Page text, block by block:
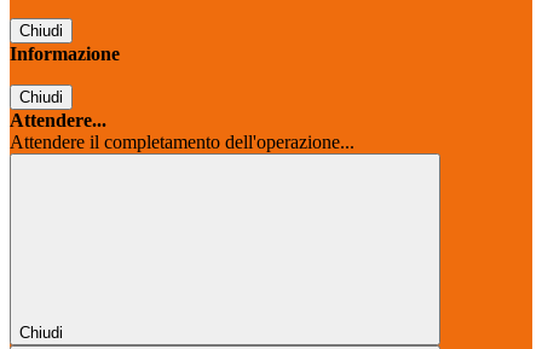
Chiudi
Informazione
Chiudi
Attendere...
Attendere il completamento dell'operazione...
Chiudi